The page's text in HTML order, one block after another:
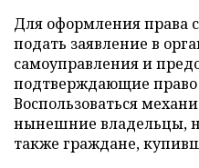
Для оформления права
подать заявление в
самоуправления и
подтверждающие право
Воспользоваться
нынешние владельцы,
также граждане,